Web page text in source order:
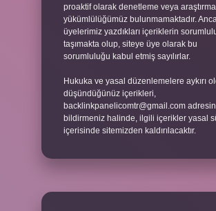
proaktif olarak denetleme veya araştırma
yükümlülüğümüz bulunmamaktadır.
üyelerimiz yazdıkları içeriklerin
taşımakta olup, siteye üye olarak bu
sorumluluğu kabul etmiş sayılırlar.
Hukuka ve yasal düzenlemelere aykırı
düşündüğünüz içerikleri,
backlinkpanelicomtr@gmail.com
bildirmeniz halinde, ilgili içerikler yasal
içerisinde sitemizden kaldırılacaktır.